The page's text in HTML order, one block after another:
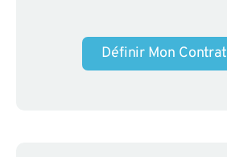
Définir Mon Contrat